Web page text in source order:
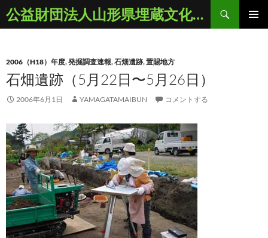
ン
ツ
へ
ッ
プ
公益財団法人山形県埋蔵文化財センター
検
索
2006（H18）年度,発掘調査速報,石畑遺跡,置賜地方
石畑遺跡（5月22日〜5月26日）
2006年6月1日 YAMAGATAMAIBUN コメントする